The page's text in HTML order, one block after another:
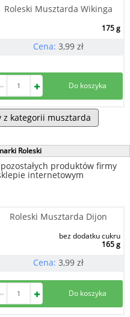
Roleski Musztarda Wikinga
175 g
Cena: 3,99 zł
z kategorii musztarda
Roleski
produktów firmy
internetowym
Roleski Musztarda Dijon
bez dodatku cukru
165 g
Cena: 3,99 zł